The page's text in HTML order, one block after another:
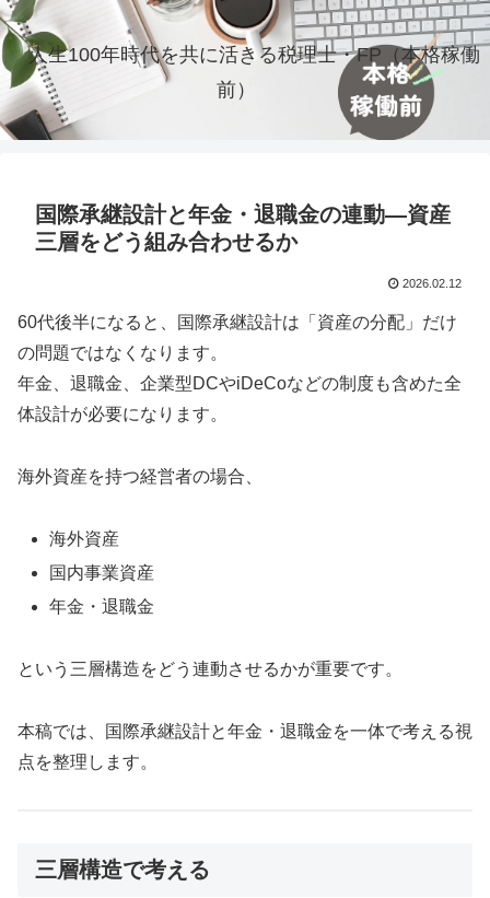
人生100年時代を共に活きる税理士・FP（本格稼働
前）
国際承継設計と年金・退職金の連動―資産
三層をどう組み合わせるか
2026.02.12
60代後半になると、国際承継設計は「資産の分配」だけ
の問題ではなくなります。
年金、退職金、企業型DCやiDeCoなどの制度も含めた全
体設計が必要になります。
海外資産を持つ経営者の場合、
海外資産
国内事業資産
年金・退職金
という三層構造をどう連動させるかが重要です。
本稿では、国際承継設計と年金・退職金を一体で考える視
点を整理します。
三層構造で考える